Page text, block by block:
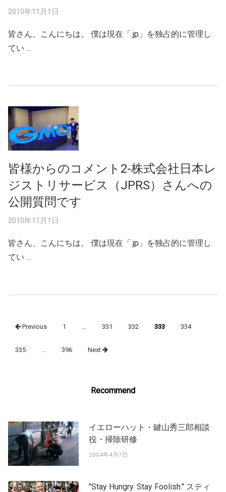
2010年11月1日
皆さん、こんにちは。 僕は現在「.jp」を独占的に管理し
てい …
皆様からのコメント2-株式会社日本レ
ジストリサービス（JPRS）さんへの
公開質問です
2010年11月1日
皆さん、こんにちは。 僕は現在「.jp」を独占的に管理し
てい …
navigation
Previous 1 331 332 333 334
335 396 Next
Recommend
イエローハット・鍵山秀三郎相談
役・掃除研修
2004年4月7日
"Stay Hungry. Stay Foolish." スティ